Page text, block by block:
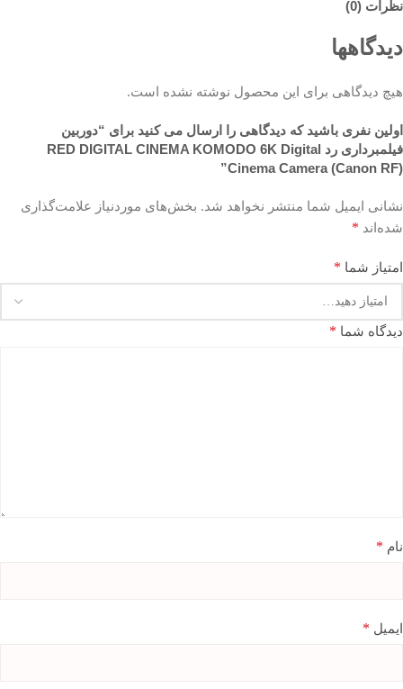
نظرات (0)
دیدگاهها
هیچ دیدگاهی برای این محصول نوشته نشده است.
اولین نفری باشید که دیدگاهی را ارسال می کنید برای “دوربین
فیلمبرداری رد RED DIGITAL CINEMA KOMODO 6K Digital
Cinema Camera (Canon RF)”
نشانی ایمیل شما منتشر نخواهد شد. بخش‌های موردنیاز علامت‌گذاری
شده‌اند *
امتیاز شما *
دیدگاه شما *
نام *
ایمیل *